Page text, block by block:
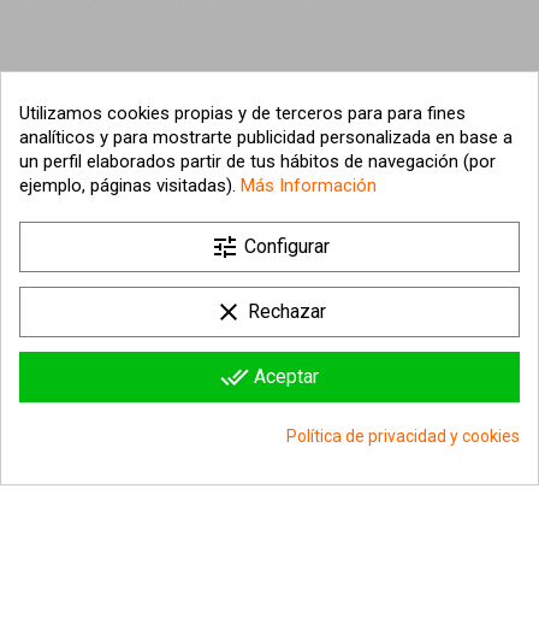
Información sobre la tienda 
Utilizamos cookies propias y de terceros para para fines
analíticos y para mostrarte publicidad personalizada en base a
un perfil elaborados partir de tus hábitos de navegación (por
ejemplo, páginas visitadas). Más Información
tune Configurar
clear Rechazar
done_all Aceptar
Política de privacidad y cookies